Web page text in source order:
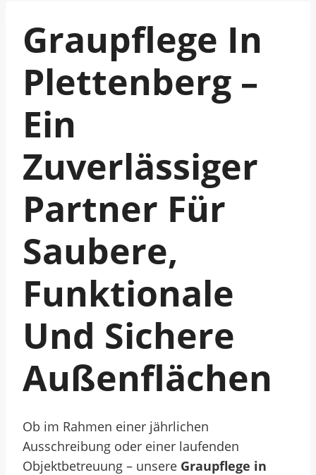
Graupflege In
Plettenberg –
Ein
Zuverlässiger
Partner Für
Saubere,
Funktionale
Und Sichere
Außenflächen
Ob im Rahmen einer jährlichen
Ausschreibung oder einer laufenden
Objektbetreuung – unsere Graupflege in